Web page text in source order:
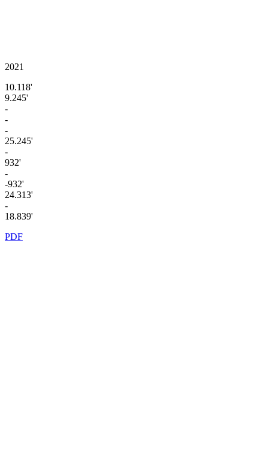
2021
10.118'
9.245'
-
-
-
25.245'
-
932'
-
-932'
24.313'
-
18.839'
PDF